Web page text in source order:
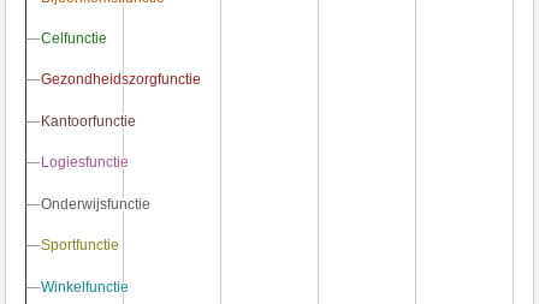
Celfunctie
Celfunctie
Gezondheidszorgfunctie
Gezondheidszorgfunctie
Kantoorfunctie
Kantoorfunctie
Logiesfunctie
Logiesfunctie
Onderwijsfunctie
Onderwijsfunctie
Sportfunctie
Sportfunctie
Winkelfunctie
Winkelfunctie